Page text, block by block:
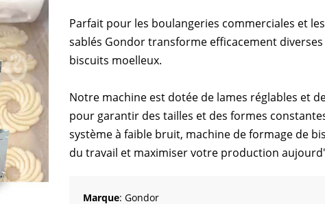
Parfait pour les boulangeries commerciales et
sablés Gondor transforme efficacement
biscuits moelleux.
Notre machine est dotée de lames réglables et
pour garantir des tailles et des formes
système à faible bruit, machine de formage de
du travail et maximiser votre production
Marque: Gondor